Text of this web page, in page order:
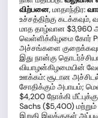
விற்பனை, மாதாந்திர:
உச்சத்திற்கு கடக்கவும்,
மாத தாழ்வான $3,960
வெள்ளிக்கிழமை கோர்
அச்சங்களை
இது நான்கு
வியாழன்கிழமையின்
ஊக்கம்: சூடான
சோதிக்கும் அபாயம்;
$4,200 நோக்கி
Sachs ($5,400)
இறுதி இலக்குகள்